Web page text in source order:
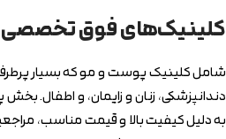
کلینیک‌های فوق تخصصی
شامل کلینیک پوست و مو که بسیار
دندانپزشکی، زنان و زایمان، و اطفال.
به دلیل کیفیت بالا و قیمت مناسب،